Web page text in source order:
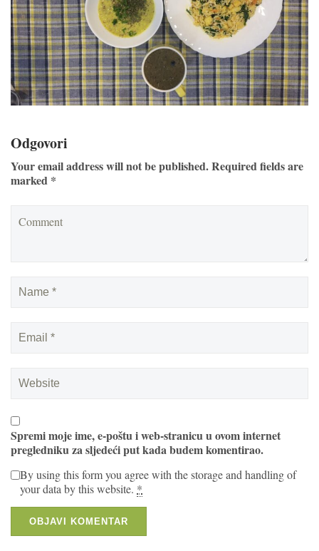
Odgovori
Your email address will not be published. Required fields are
marked *
Spremi moje ime, e-poštu i web-stranicu u ovom internet
pregledniku za sljedeći put kada budem komentirao.
By using this form you agree with the storage and handling of
your data by this website. *